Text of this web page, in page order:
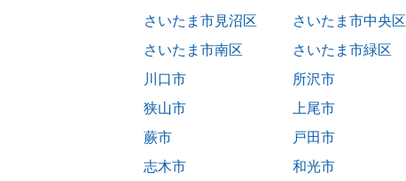
さいたま市見沼区
さいたま市中央区
さいたま市南区
さいたま市緑区
川口市
所沢市
狭山市
上尾市
蕨市
戸田市
志木市
和光市